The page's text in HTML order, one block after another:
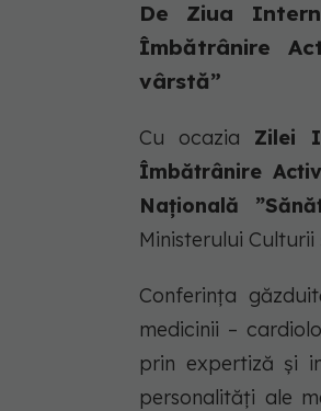
De Ziua
Îmbătrânire
vârstă”
Cu ocazia Zilei
Îmbătrânire
Națională
Ministerului
Conferinţa
medicinii –
prin expertiză și
personalități ale